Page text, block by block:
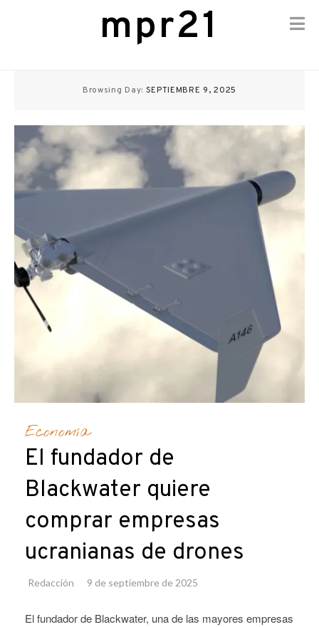
mpr21
Browsing Day: SEPTIEMBRE 9, 2025
Economía
El fundador de
Blackwater quiere
comprar empresas
ucranianas de drones
Redacción 9 de septiembre de 2025
El fundador de Blackwater, una de las mayores empresas